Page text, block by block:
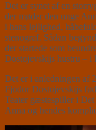
Det er synet af en
der møder den unge
i hans lejlighed,
stenograf. Sådan
der startede som
Dostojevskijs hustru – i
Det er i anledningen af
Fjodor Dostojevskijs
Teater gæstespiller i
Anna og hendes